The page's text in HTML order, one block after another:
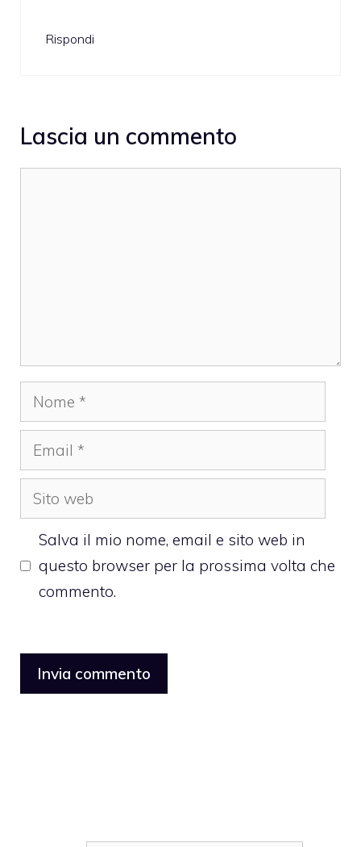
Rispondi
Lascia un commento
Nome
Email
Sito
web
Salva il mio nome, email e sito web in
questo browser per la prossima volta che
commento.